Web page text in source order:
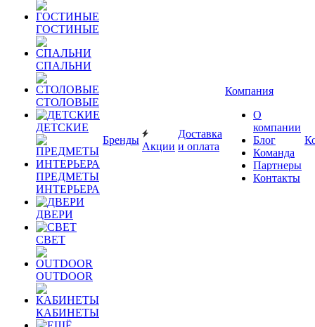
ГОСТИНЫЕ
СПАЛЬНИ
СТОЛОВЫЕ
ДЕТСКИЕ
ПРЕДМЕТЫ
ИНТЕРЬЕРА
ДВЕРИ
СВЕТ
OUTDOOR
КАБИНЕТЫ
Бренды
Акции
Доставка
и оплата
Компания
О
компании
Блог
Команда
Партнеры
Контакты